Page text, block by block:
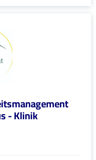
- Klinik